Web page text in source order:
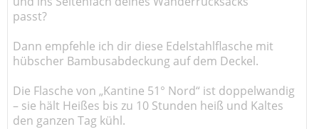
passt?
Dann empfehle ich dir diese Edelstahlflasche mit
hübscher Bambusabdeckung auf dem Deckel.
Die Flasche von „Kantine 51° Nord“ ist doppelwandig
– sie hält Heißes bis zu 10 Stunden heiß und Kaltes
den ganzen Tag kühl.